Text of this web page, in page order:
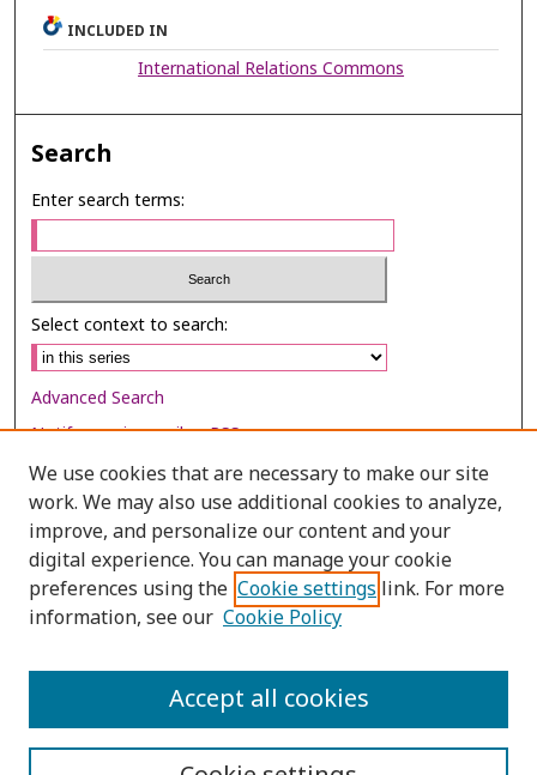
INCLUDED IN
International Relations Commons
Search
Enter search terms:
Select context to search:
Advanced Search
Notify me via email orRSS
Browse
Collections
Disciplines
Authors
We use cookies that are necessary to make our site
work. We may also use additional cookies to analyze,
improve, and personalize our content and your
digital experience. You can manage your cookie
preferences using the Cookie settings link. For more
information, see our Cookie Policy
Accept all cookies